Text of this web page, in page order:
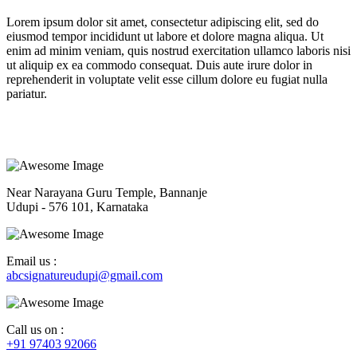
Lorem ipsum dolor sit amet, consectetur adipiscing elit, sed do
eiusmod tempor incididunt ut labore et dolore magna aliqua. Ut
enim ad minim veniam, quis nostrud exercitation ullamco laboris nisi
ut aliquip ex ea commodo consequat. Duis aute irure dolor in
reprehenderit in voluptate velit esse cillum dolore eu fugiat nulla
pariatur.
Near Narayana Guru Temple, Bannanje
Udupi - 576 101, Karnataka
Email us :
abcsignatureudupi@gmail.com
Call us on :
+91 97403 92066